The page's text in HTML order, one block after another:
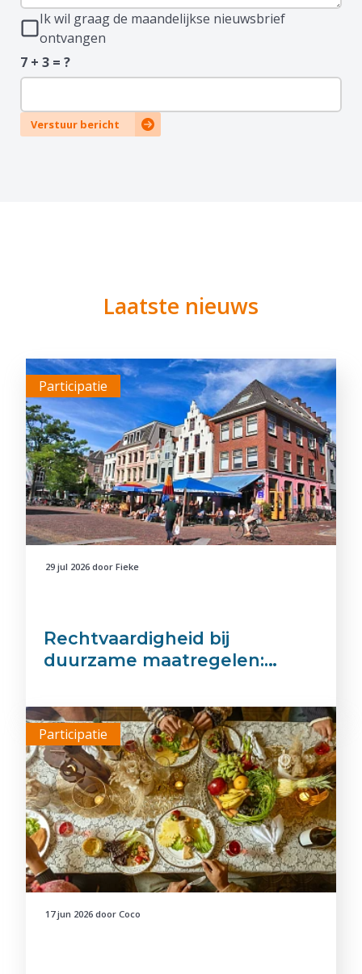
Ik wil graag de maandelijkse nieuwsbrief
ontvangen
7 + 3 = ?
Verstuur bericht
Laatste nieuws
Participatie
29 jul 2026 door Fieke
Rechtvaardigheid bij
duurzame maatregelen:…
Participatie
17 jun 2026 door Coco